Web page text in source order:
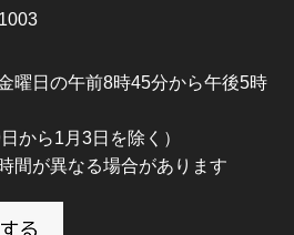
曜日の午前8時45分から午後5時
から1月3日を除く）
間が異なる場合があります